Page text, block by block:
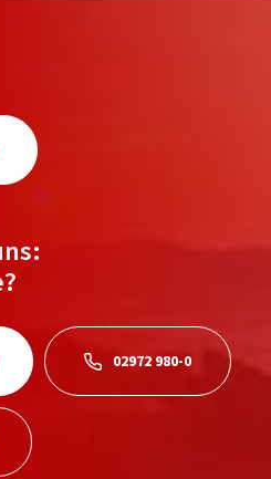
02972 980-0